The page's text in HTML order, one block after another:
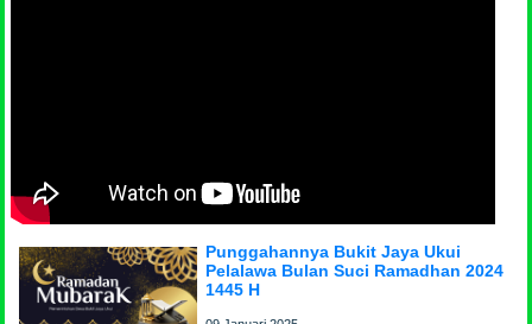
Punggahannya Bukit Jaya Ukui
Pelalawa Bulan Suci Ramadhan 2024
1445 H